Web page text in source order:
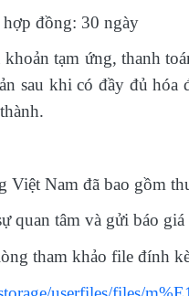
đồng: 30 ngày
tạm ứng, thanh
sau khi có đầy đủ
Việt Nam đã bao gồm
quan tâm và gửi báo
tham khảo file đính